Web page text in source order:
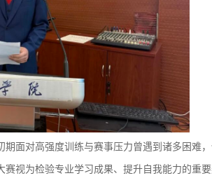
面对高强度训练与赛事压力曾遇到诸多困难
视为检验专业学习成果、提升自我能力的重